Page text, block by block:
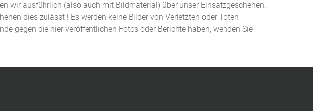
wir ausführlich (also auch mit Bildmaterial) über unser Einsatzgeschehen.
dies zulässt ! Es werden keine Bilder von Verletzten oder Toten
gegen die hier veröffentlichen Fotos oder Berichte haben, wenden Sie